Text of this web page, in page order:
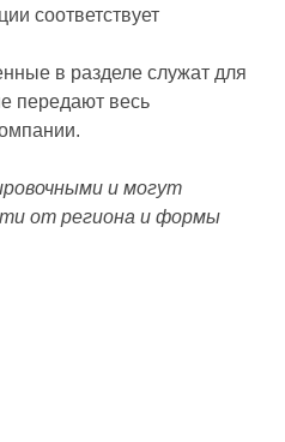
соответствует
в разделе служат для
передают весь
и могут
от региона и формы